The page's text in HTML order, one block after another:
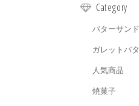
Category
バターサンド
ガレットバ
人気商品
焼菓子